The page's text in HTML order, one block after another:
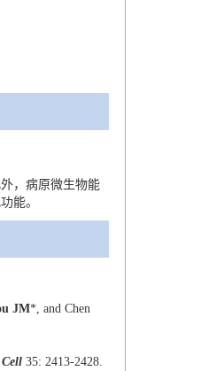
，病原微生物能
能。
JM*, and Chen
35: 2413-2428.